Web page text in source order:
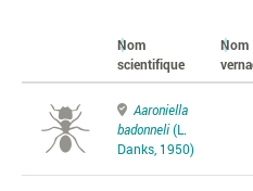
Nom
scientifique
Nom
Aaroniella
badonneli(L.
Danks, 1950)